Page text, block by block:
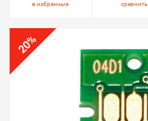
в избранные сравнить
20
%